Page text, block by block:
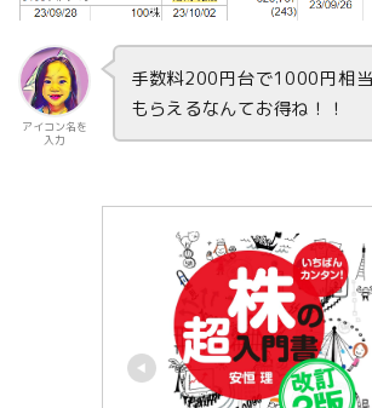
アイコン名を
入力
手数料200円台で1000円相
もらえるなんてお得ね！！